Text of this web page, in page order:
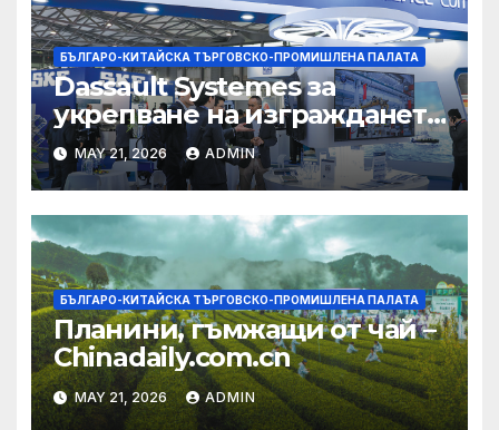
БЪЛГАРО-КИТАЙСКА ТЪРГОВСКО-ПРОМИШЛЕНА ПАЛАТА
Dassault Systemes за
укрепване на изграждането
на AI екосистема в Китай
MAY 21, 2026 ADMIN
БЪЛГАРО-КИТАЙСКА ТЪРГОВСКО-ПРОМИШЛЕНА ПАЛАТА
Планини, гъмжащи от чай –
Chinadaily.com.cn
MAY 21, 2026 ADMIN